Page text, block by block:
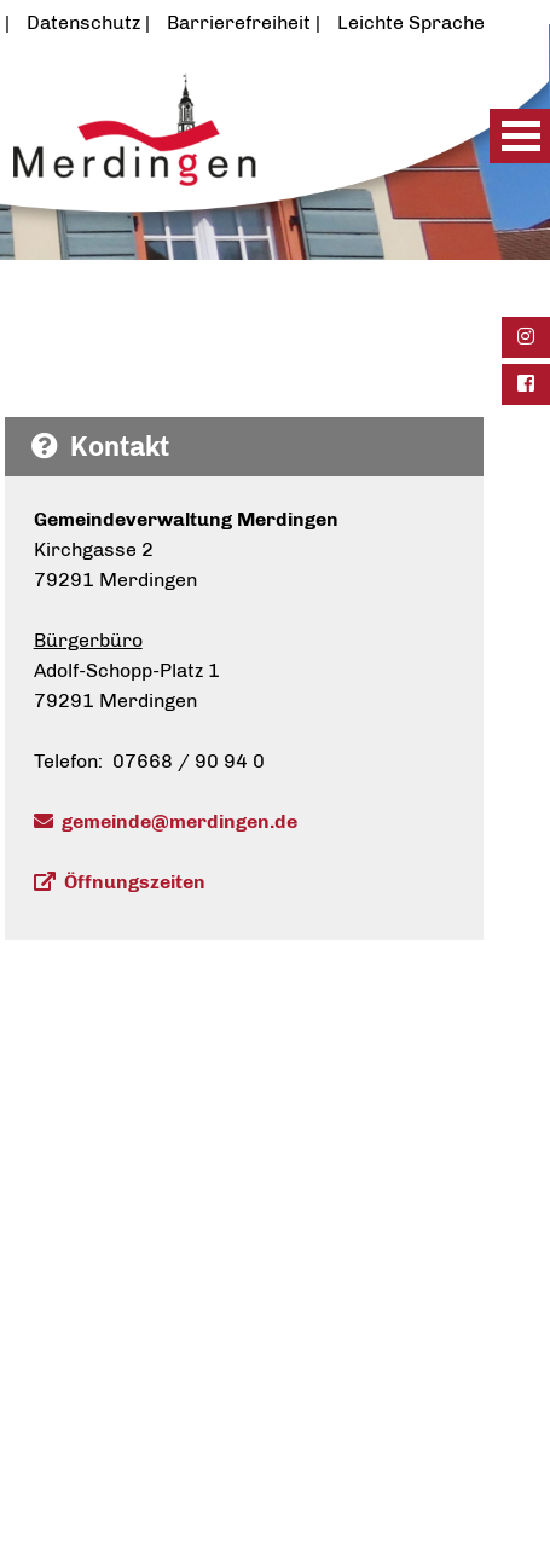
Datenschutz Barrierefreiheit Leichte Sprache
Kontakt
Gemeindeverwaltung Merdingen
Kirchgasse 2
79291 Merdingen
Bürgerbüro
Adolf-Schopp-Platz 1
79291 Merdingen
Telefon: 07668 / 90 94 0
gemeinde@merdingen.de
Öffnungszeiten